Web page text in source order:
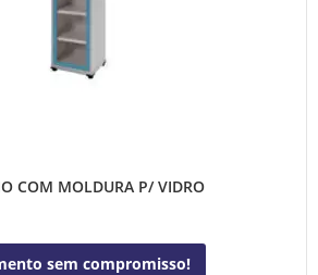
COM MOLDURA P/ VIDRO
sem compromisso!